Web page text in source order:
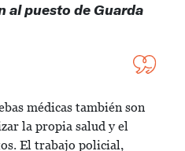
al puesto de Guarda
médicas también son
la propia salud y el
El trabajo policial,